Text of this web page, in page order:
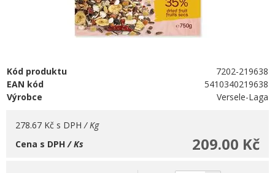
Kód produktu
7202-219638
EAN kód
5410340219638
Výrobce
Versele-Laga
278.67 Kč s DPH / Kg
209.00 Kč
Cena s DPH/ Ks